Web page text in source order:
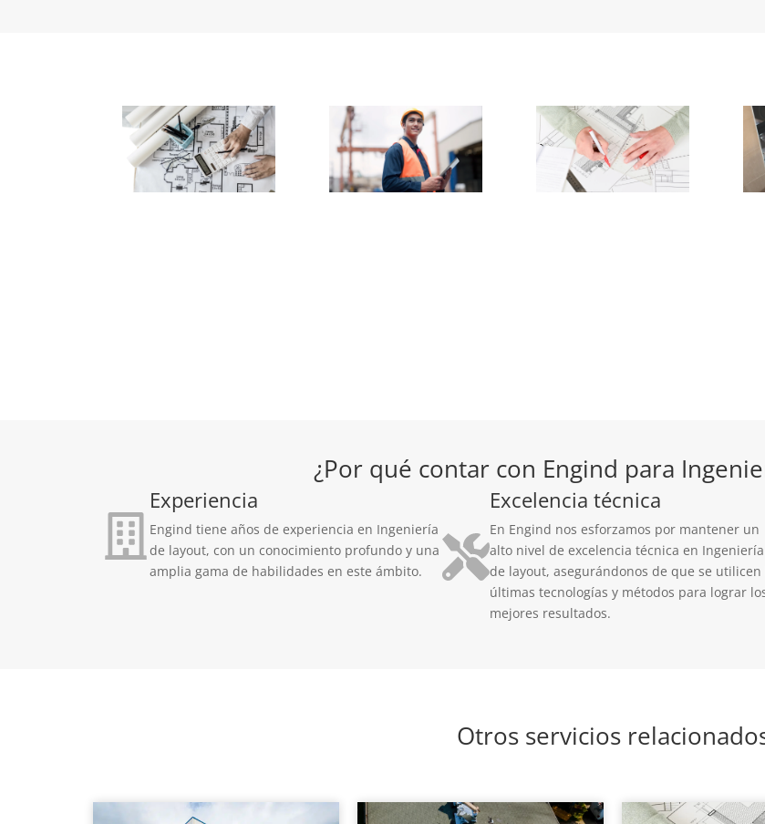
¿Por qué contar con Engind para
Experiencia
Engind tiene años de experiencia en Ingeniería
de layout, con un conocimiento profundo y una
amplia gama de habilidades en este ámbito.
Excelencia técnica
En Engind nos esforzamos por mantener un
alto nivel de excelencia técnica en Ingeniería
de layout, asegurándonos de que se utilicen
últimas tecnologías y métodos para lograr
mejores resultados.
Otros servicios